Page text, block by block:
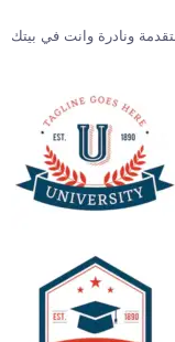
ونادرة وانت في بيتك